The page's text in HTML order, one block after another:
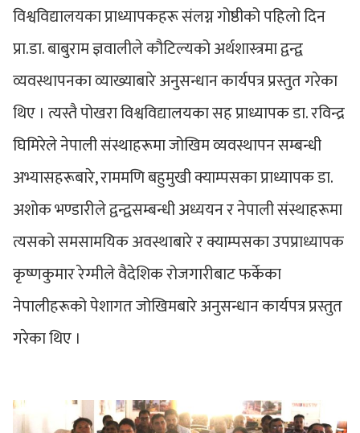
विश्वविद्यालयका प्राध्यापकहरू संलग्न गोष्ठीको पहिलो दिन
प्रा.डा. बाबुराम ज्ञवालीले कौटिल्यको अर्थशास्त्रमा द्वन्द्व
व्यवस्थापनका व्याख्याबारे अनुसन्धान कार्यपत्र प्रस्तुत गरेका
थिए । त्यस्तै पोखरा विश्वविद्यालयका सह प्राध्यापक डा. रविन्द्र
घिमिरेले नेपाली संस्थाहरूमा जोखिम व्यवस्थापन सम्बन्धी
अभ्यासहरूबारे, राममणि बहुमुखी क्याम्पसका प्राध्यापक डा.
अशोक भण्डारीले द्वन्द्वसम्बन्धी अध्ययन र नेपाली संस्थाहरूमा
त्यसको समसामयिक अवस्थाबारे र क्याम्पसका उपप्राध्यापक
कृष्णकुमार रेग्मीले वैदेशिक रोजगारीबाट फर्केका
नेपालीहरूको पेशागत जोखिमबारे अनुसन्धान कार्यपत्र प्रस्तुत
गरेका थिए ।